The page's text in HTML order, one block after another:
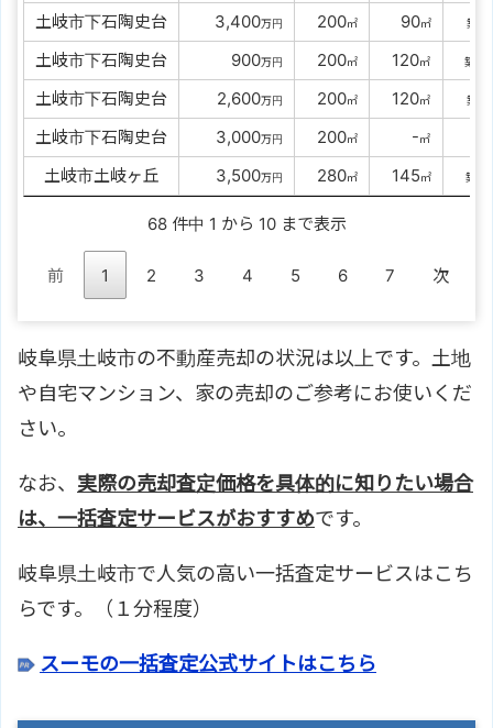
土岐市下石陶史台 3,400万円 200㎡ 90㎡ 築
土岐市下石陶史台 900万円 200㎡ 120㎡ 築
土岐市下石陶史台
2,600万円 200㎡ 120㎡ 築
土岐市下石陶史台 3,000万円 200㎡ -㎡
土岐市土岐ヶ丘 3,500万円 280㎡ 145㎡ 築
68 件中 1 から 10 まで表示
前 1 2 3 4 5 6 7 次
岐阜県土岐市の不動産売却の状況は以上です。土地
や自宅マンション、家の売却のご参考にお使いくだ
さい。
なお、 実際の売却査定価格を具体的に知りたい場合
は、一括査定サービスがおすすめです。
岐阜県土岐市で人気の高い一括査定サービスはこち
らです。（１分程度）
スーモの一括査定公式サイトはこちら